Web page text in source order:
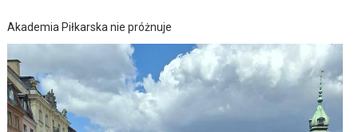
Akademia Piłkarska nie próżnuje